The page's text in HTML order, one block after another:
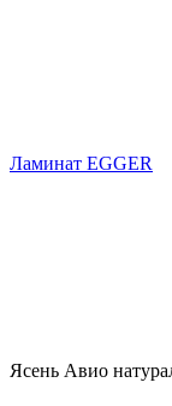
Ламинат EGGER
Ясень Авио